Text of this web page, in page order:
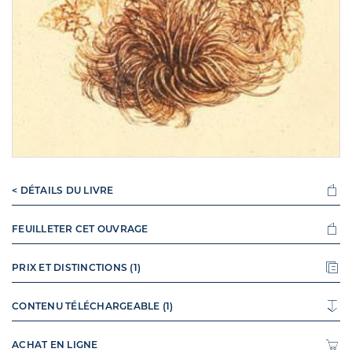
< DÉTAILS DU LIVRE
FEUILLETER CET OUVRAGE
PRIX ET DISTINCTIONS (1)
CONTENU TÉLÉCHARGEABLE (1)
ACHAT EN LIGNE